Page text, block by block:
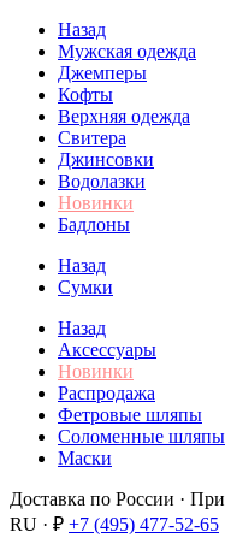
Назад
Мужская одежда
Джемперы
Кофты
Верхняя одежда
Свитера
Джинсовки
Водолазки
Новинки
Бадлоны
Назад
Сумки
Назад
Аксессуары
Новинки
Распродажа
Фетровые шляпы
Соломенные шляпы
Маски
Доставка по России ·
RU · ₽ +7 (495) 477-52-65